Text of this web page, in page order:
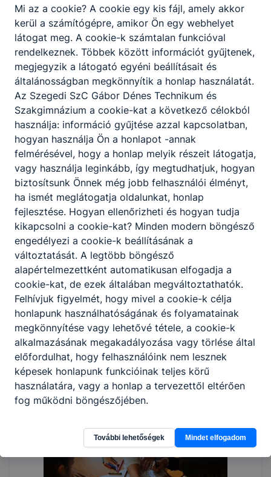
Mi az a cookie? A cookie egy kis fájl, amely akkor
kerül a számítógépre, amikor Ön egy webhelyet
látogat meg. A cookie-k számtalan funkcióval
rendelkeznek. Többek között információt gyűjtenek,
megjegyzik a látogató egyéni beállításait és
általánosságban megkönnyítik a honlap használatát.
Az Szegedi SzC Gábor Dénes Technikum és
Szakgimnázium a cookie-kat a következő célokból
használja: információ gyűjtése azzal kapcsolatban,
hogyan használja Ön a honlapot -annak
felmérésével, hogy a honlap melyik részeit látogatja,
vagy használja leginkább, így megtudhatjuk, hogyan
biztosítsunk Önnek még jobb felhasználói élményt,
ha ismét meglátogatja oldalunkat, honlap
fejlesztése. Hogyan ellenőrizheti és hogyan tudja
kikapcsolni a cookie-kat? Minden modern böngésző
engedélyezi a cookie-k beállításának a
változtatását. A legtöbb böngésző
alapértelmezettként automatikusan elfogadja a
cookie-kat, de ezek általában megváltoztathatók.
Felhívjuk figyelmét, hogy mivel a cookie-k célja
honlapunk használhatóságának és folyamatainak
megkönnyítése vagy lehetővé tétele, a cookie-k
alkalmazásának megakadályozása vagy törlése által
előfordulhat, hogy felhasználóink nem lesznek
képesek honlapunk funkcióinak teljes körű
használatára, vagy a honlap a tervezettől eltérően
fog működni böngészőjében.
További lehetőségek Mindet elfogadom